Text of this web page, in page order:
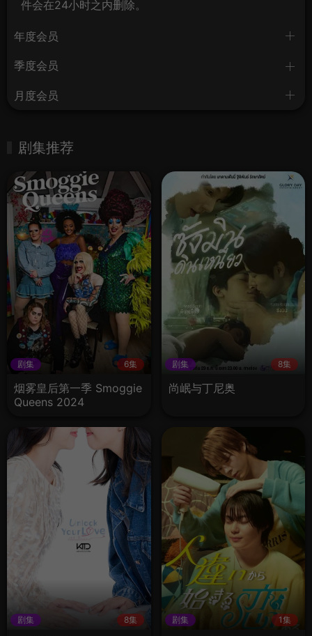
件会在24小时之内删除。
年度会员
季度会员
月度会员
剧集推荐
剧集 6集
烟雾皇后第一季 Smoggie
Queens 2024
剧集 8集
尚岷与丁尼奥
剧集 8集 剧集 1集